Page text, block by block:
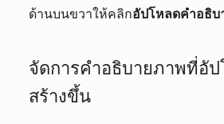
ด้านบนขวาให้คลิกอัปโหลดคำอธิบ
จัดการคำอธิบายภาพที่อั
สร้างขึ้น